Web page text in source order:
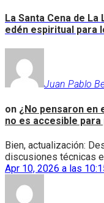
La Santa Cena de
edén espiritual para
Juan Pablo
on ¿No pensaron en
no es accesible
Bien, actualización:
discusiones técnicas
Apr 10, 2026 a las